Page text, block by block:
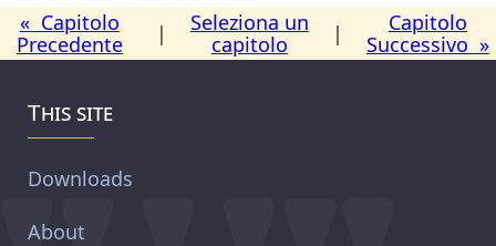
« Capitolo
Precedente
|
Seleziona un
capitolo
|
Capitolo
Successivo »
This site
Downloads
About